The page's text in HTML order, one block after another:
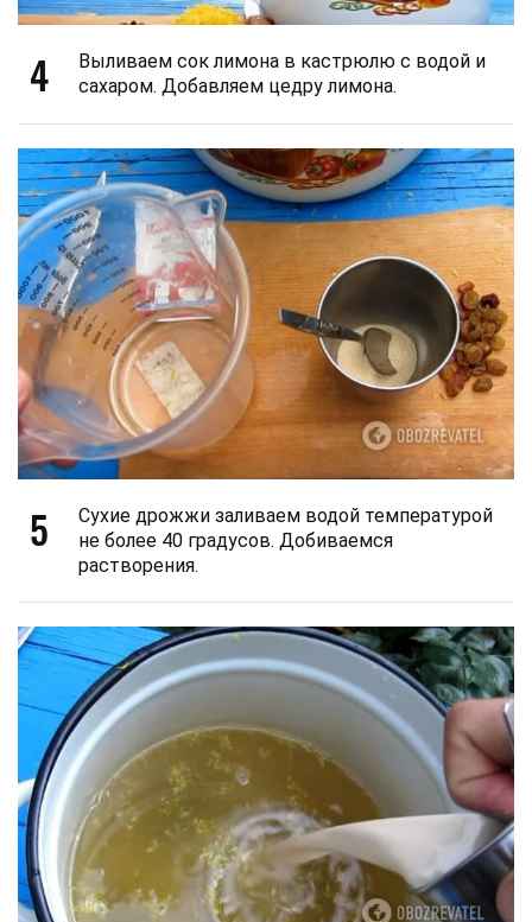
4
Выливаем сок лимона в кастрюлю с водой и
сахаром. Добавляем цедру лимона.
5
Сухие дрожжи заливаем водой температурой
не более 40 градусов. Добиваемся
растворения.